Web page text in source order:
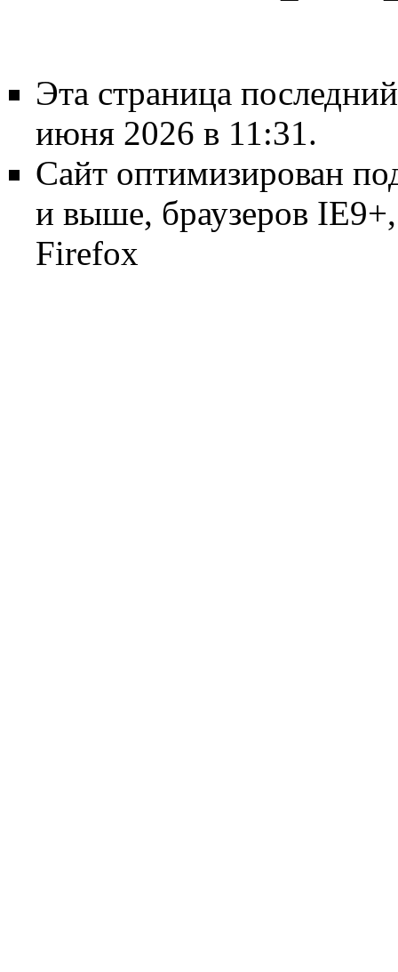
Эта страница
июня 2026 в 11:31.
Сайт оптимизирован
и выше, браузеров
Firefox